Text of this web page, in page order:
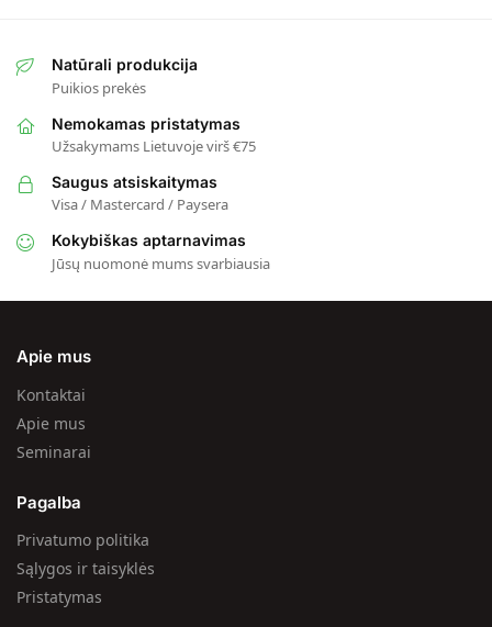
Natūrali produkcija
Puikios prekės
Nemokamas pristatymas
Užsakymams Lietuvoje virš €75
Saugus atsiskaitymas
Visa / Mastercard / Paysera
Kokybiškas aptarnavimas
Jūsų nuomonė mums svarbiausia
Apie mus
Kontaktai
Apie mus
Seminarai
Pagalba
Privatumo politika
Sąlygos ir taisyklės
Pristatymas